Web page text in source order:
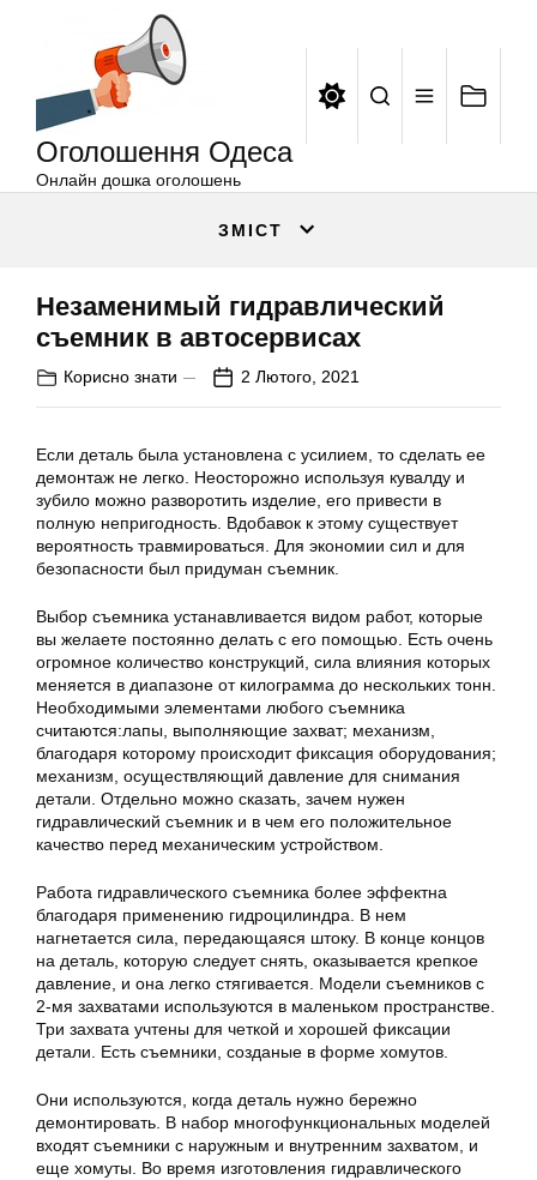
Оголошення Одеса
Онлайн дошка оголошень
ЗМІСТ
Незаменимый гидравлический
съемник в автосервисах
Корисно знати 2 Лютого, 2021
Если деталь была установлена с усилием, то сделать ее
демонтаж не легко. Неосторожно используя кувалду и
зубило можно разворотить изделие, его привести в
полную непригодность. Вдобавок к этому существует
вероятность травмироваться. Для экономии сил и для
безопасности был придуман съемник.
Выбор съемника устанавливается видом работ, которые
вы желаете постоянно делать с его помощью. Есть очень
огромное количество конструкций, сила влияния которых
меняется в диапазоне от килограмма до нескольких тонн.
Необходимыми элементами любого съемника
считаются:лапы, выполняющие захват; механизм,
благодаря которому происходит фиксация оборудования;
механизм, осуществляющий давление для снимания
детали. Отдельно можно сказать, зачем нужен
гидравлический съемник и в чем его положительное
качество перед механическим устройством.
Работа гидравлического съемника более эффектна
благодаря применению гидроцилиндра. В нем
нагнетается сила, передающаяся штоку. В конце концов
на деталь, которую следует снять, оказывается крепкое
давление, и она легко стягивается. Модели съемников с
2-мя захватами используются в маленьком пространстве.
Три захвата учтены для четкой и хорошей фиксации
детали. Есть съемники, созданые в форме хомутов.
Они используются, когда деталь нужно бережно
демонтировать. В набор многофункциональных моделей
входят съемники с наружным и внутренним захватом, и
еще хомуты. Во время изготовления гидравлического